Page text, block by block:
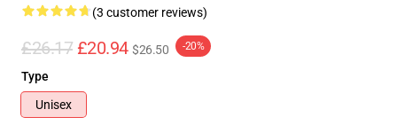
(3 customer reviews)
£26.17 £20.94 $26.50 -20%
Type
Unisex